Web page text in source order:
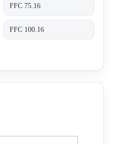
FFC 75.16
FFC 100.16